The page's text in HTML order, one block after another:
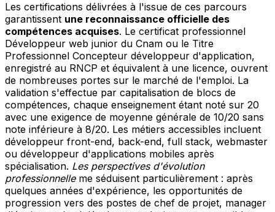
Les certifications délivrées à l'issue de ces parcours
garantissent une reconnaissance officielle des
compétences acquises. Le certificat professionnel
Développeur web junior du Cnam ou le Titre
Professionnel Concepteur développeur d'application,
enregistré au RNCP et équivalent à une licence, ouvrent
de nombreuses portes sur le marché de l'emploi. La
validation s'effectue par capitalisation de blocs de
compétences, chaque enseignement étant noté sur 20
avec une exigence de moyenne générale de 10/20 sans
note inférieure à 8/20. Les métiers accessibles incluent
développeur front-end, back-end, full stack, webmaster
ou développeur d'applications mobiles après
spécialisation. Les perspectives d'évolution
professionnelleme séduisent particulièrement : après
quelques années d'expérience, les opportunités de
progression vers des postes de chef de projet, manager